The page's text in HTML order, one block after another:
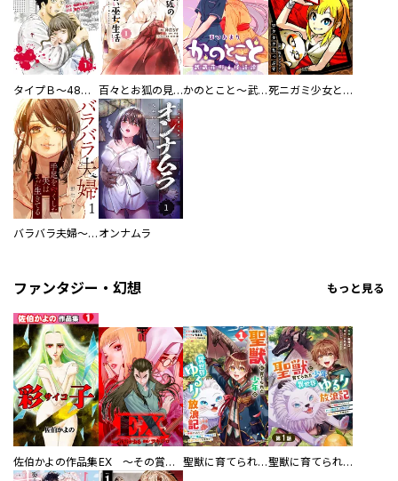
タイプＢ～48時間後、致死率100％～【単話】 百々とお狐の見習い巫女生活【単行本版】 かのとこと～武蔵花町怪話譚～ 【連載版】 死ニガミ少女とスマホ神
バラバラ夫婦～手足をなくした夫はまだ生きてる オンナムラ
ファンタジー・幻想 もっと見る
佐伯かよの作品集 EX ～その賞金稼ぎは、世界の出口を探す～【単行本版】 聖獣に育てられた少年の異世界ゆるり放浪記～神様からもらったチート魔法で、仲間たちとスローライフを満喫中～ 聖獣に育てられた少年の異世界ゆるり放浪記～神様からもらったチート魔法で、仲間たちとスローライフを満喫中～【分冊版】